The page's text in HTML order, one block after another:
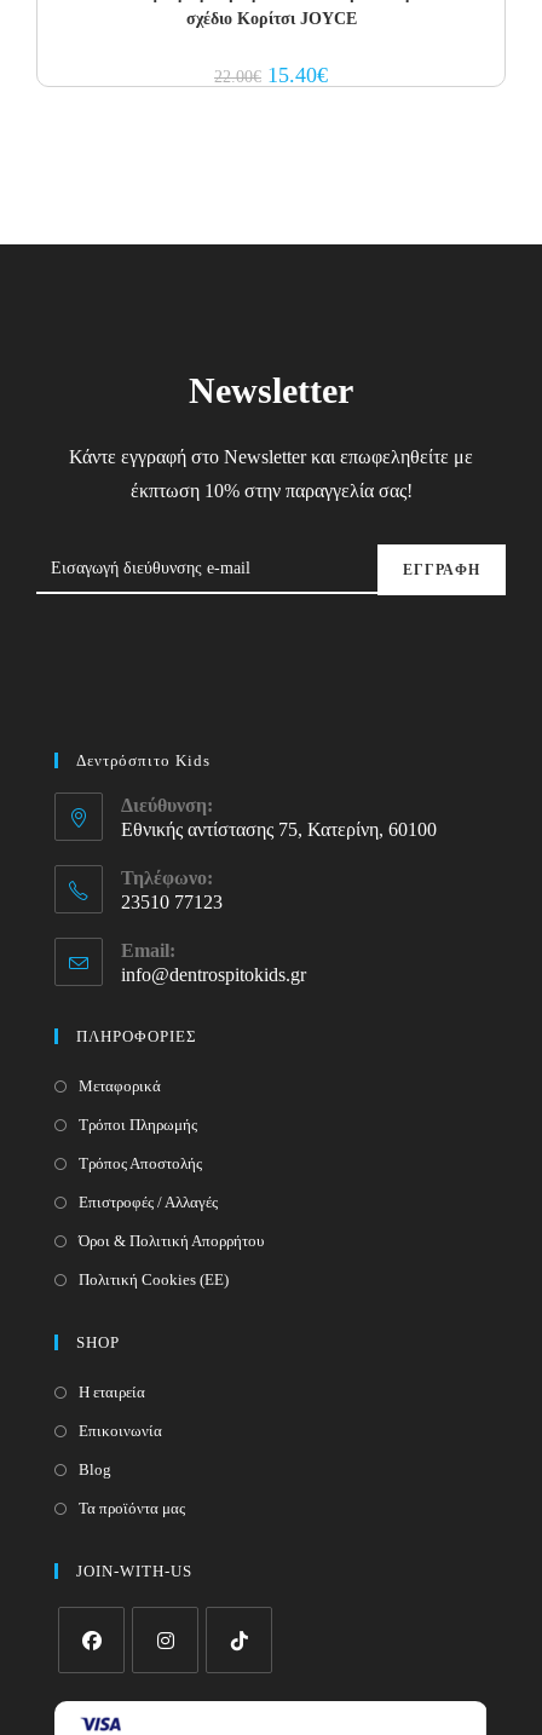
σχέδιο Κορίτσι JOYCE
22.00€ Original
price
15.40€Current
price
Newsletter
Κάντε εγγραφή στο Newsletter και επωφεληθείτε με
έκπτωση 10% στην παραγγελία σας!
ΕΓΓΡΑΦΗ
Δεντρόσπιτο Kids
Διεύθυνση:
Εθνικής αντίστασης 75, Κατερίνη, 60100
Τηλέφωνο:
23510 77123
in
Email:
info@dentrospitokids.grOpens
ΠΛΗΡΟΦΟΡΙΕΣ
Μεταφορικά
Τρόποι Πληρωμής
Τρόπος Αποστολής
Επιστροφές / Αλλαγές
Όροι & Πολιτική Απορρήτου
Πολιτική Cookies (ΕΕ)
SHOP
Η εταιρεία
Επικοινωνία
Blog
Τα προϊόντα μας
JOIN-WITH-US